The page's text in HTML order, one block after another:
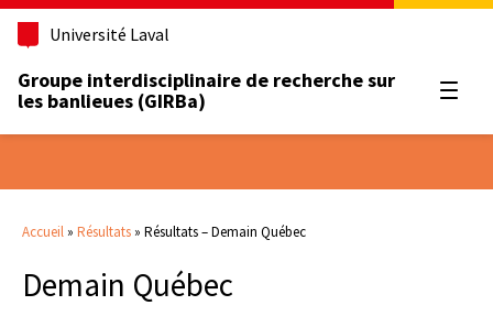
Université Laval
Groupe interdisciplinaire de recherche sur
les banlieues (GIRBa)
Accueil » Résultats » Résultats – Demain Québec
Demain Québec